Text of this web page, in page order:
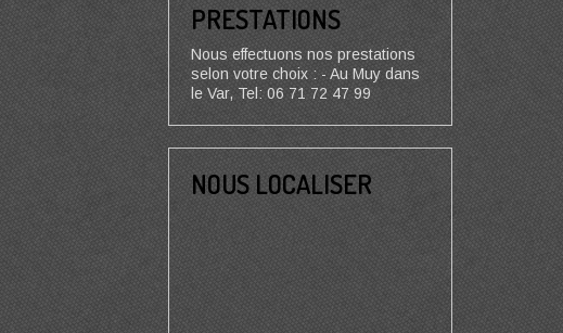
PRESTATIONS
Nous effectuons nos prestations
selon votre choix : - Au Muy dans
le Var, Tel: 06 71 72 47 99
NOUS LOCALISER